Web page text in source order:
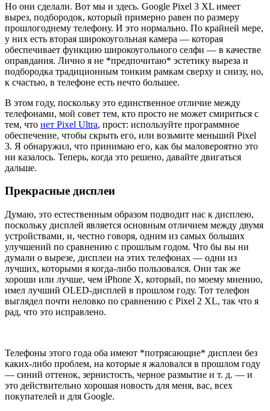
Но они сделали. Вот мы и здесь. Google Pixel 3 XL имеет
вырез, подбородок, который примерно равен по размеру
прошлогоднему телефону. И это нормально. По крайней мере,
у них есть вторая широкоугольная камера — которая
обеспечивает функцию широкоугольного селфи — в качестве
оправдания. Лично я не *предпочитаю* эстетику выреза и
подбородка традиционным тонким рамкам сверху и снизу, но,
к счастью, в телефоне есть нечто большее.
В этом году, поскольку это единственное отличие между
телефонами, мой совет тем, кто просто не может смириться с
тем, что нет Pixel Ultra, прост: используйте программное
обеспечение, чтобы скрыть его, или возьмите меньший Pixel
3. Я обнаружил, что принимаю его, как бы маловероятно это
ни казалось. Теперь, когда это решено, давайте двигаться
дальше.
Прекрасные дисплеи
Думаю, это естественным образом подводит нас к дисплею,
поскольку дисплей является основным отличием между двумя
устройствами, и, честно говоря, одним из самых больших
улучшений по сравнению с прошлым годом. Что бы вы ни
думали о вырезе, дисплеи на этих телефонах — одни из
лучших, которыми я когда-либо пользовался. Они так же
хороши или лучше, чем iPhone X, который, по моему мнению,
имел лучший OLED-дисплей в прошлом году. Тот телефон
выглядел почти неловко по сравнению с Pixel 2 XL, так что я
рад, что это исправлено.
Телефоны этого года оба имеют *потрясающие* дисплеи без
каких-либо проблем, на которые я жаловался в прошлом году
— синий оттенок, зернистость, черное размытие и т. д. — и
это действительно хорошая новость для меня, вас, всех
покупателей и для Google.